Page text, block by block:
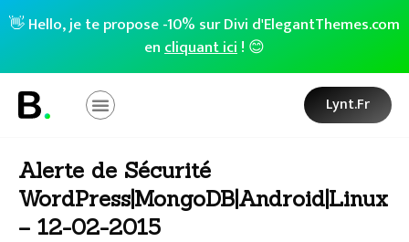
👋 Hello, je te propose -10% sur Divi d'ElegantThemes.com
encliquant ici! 😊
Lynt.fr
Alerte de Sécurité
WordPress|MongoDB|Android|Linux
– 12-02-2015